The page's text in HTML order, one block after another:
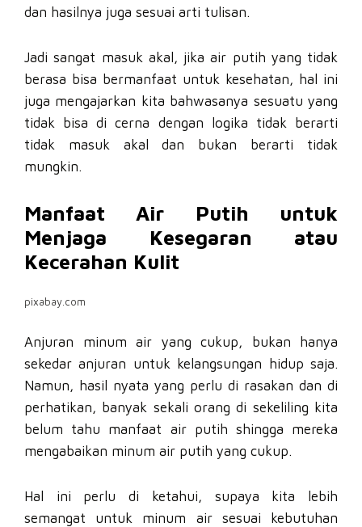
dan hasilnya juga sesuai arti tulisan.
Jadi sangat masuk akal, jika air putih yang tidak
berasa bisa bermanfaat untuk kesehatan, hal ini
juga mengajarkan kita bahwasanya sesuatu yang
tidak bisa di cerna dengan logika tidak berarti
tidak masuk akal dan bukan berarti tidak
mungkin.
Manfaat Air Putih untuk
Menjaga Kesegaran atau
Kecerahan Kulit
pixabay.com
Anjuran minum air yang cukup, bukan hanya
sekedar anjuran untuk kelangsungan hidup saja.
Namun, hasil nyata yang perlu di rasakan dan di
perhatikan, banyak sekali orang di sekeliling kita
belum tahu manfaat air putih shingga mereka
mengabaikan minum air putih yang cukup.
Hal ini perlu di ketahui, supaya kita lebih
semangat untuk minum air sesuai kebutuhan